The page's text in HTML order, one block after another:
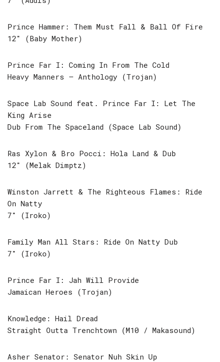
Prince Hammer: Them Must Fall & Ball Of Fire
12″ (Baby Mother)
Prince Far I: Coming In From The Cold
Heavy Manners – Anthology (Trojan)
Space Lab Sound feat. Prince Far I: Let The
King Arise
Dub From The Spaceland (Space Lab Sound)
Ras Xylon & Bro Pocci: Hola Land & Dub
12″ (Melak Dimptz)
Winston Jarrett & The Righteous Flames: Ride
On Natty
7″ (Iroko)
Family Man All Stars: Ride On Natty Dub
7″ (Iroko)
Prince Far I: Jah Will Provide
Jamaican Heroes (Trojan)
Knowledge: Hail Dread
Straight Outta Trenchtown (M10 / Makasound)
Asher Senator: Senator Nuh Skin Up